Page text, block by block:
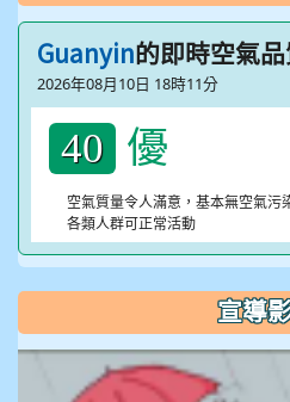
Guanyin的即時空氣
2026年08月10日 18時11分
40 優
空氣質量令人滿意，基本無空氣污
各類人群可正常活動
宣導